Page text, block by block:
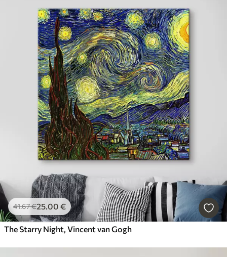
41.67€25.00 €
The Starry Night, Vincent van Gogh